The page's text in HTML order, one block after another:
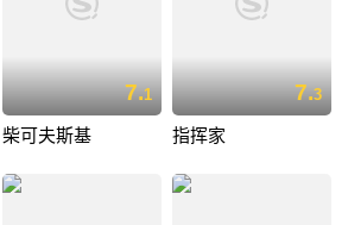
7.1
柴可夫斯基
7.3
指挥家